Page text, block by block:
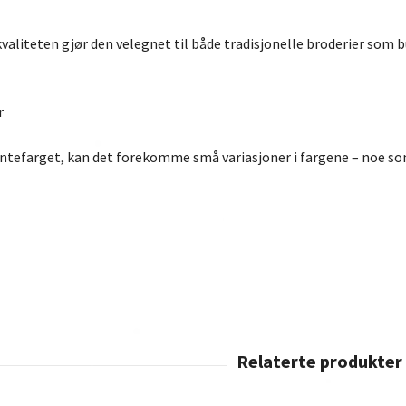
gjør den velegnet til både tradisjonelle broderier som
kan det forekomme små variasjoner i fargene – noe